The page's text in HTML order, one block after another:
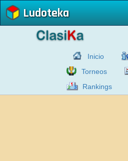
Ludoteka
Inicio
Torneos
Rankings